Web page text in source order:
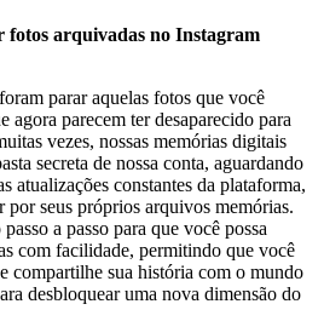
⁢fotos arquivadas no Instagram
parar aquelas fotos que você
agora parecem ter desaparecido para
vezes,⁣ nossas memórias digitais
secreta de nossa conta, aguardando
atualizações constantes ‍da plataforma,
por seus próprios arquivos memórias.
a passo para que você possa
com facilidade,​ permitindo ‍que você
compartilhe sua história com o mundo
desbloquear uma nova dimensão do